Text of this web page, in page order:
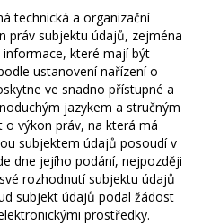
technická a organizační
práv subjektu údajů, zejména
které mají být
ustanovení nařízení o
ve snadno přístupné a
jazykem a stručným
výkon práv, na která má
subjektem údajů posoudí v
dne jejího podání, nejpozději
rozhodnutí subjektu údajů
subjekt údajů podal žádost
prostředky.